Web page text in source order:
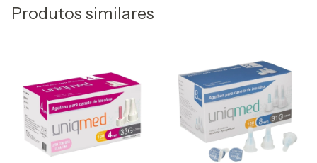
Produtos similares